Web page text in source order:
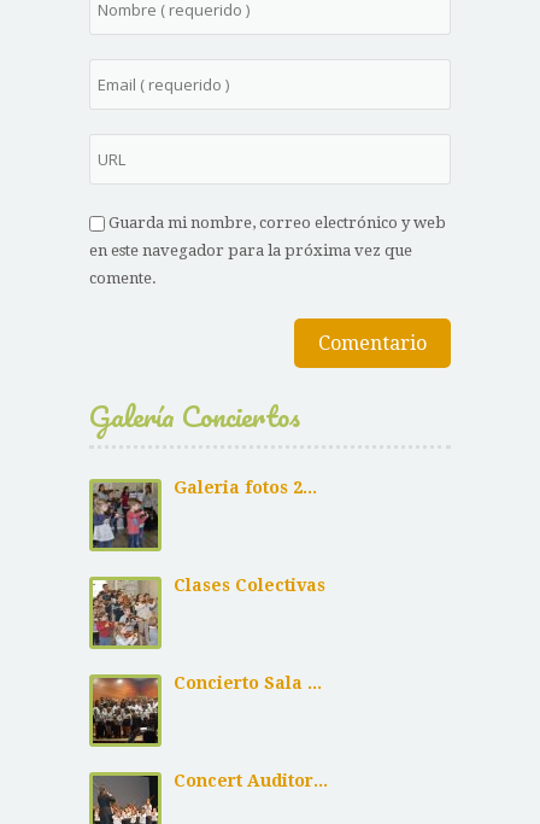
Guarda mi nombre, correo electrónico y web
en este navegador para la próxima vez que
comente.
Galería Conciertos
Galeria fotos 2...
Clases Colectivas
Concierto Sala ...
Concert Auditor...